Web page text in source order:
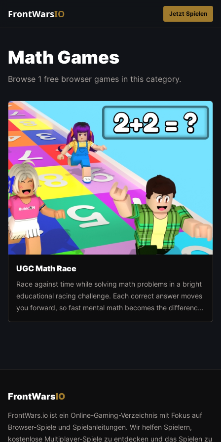
FrontWarsIO Jetzt Spielen
Math Games
Browse 1 free browser games in this category.
UGC Math Race
Race against time while solving math problems in a bright
educational racing challenge. Each correct answer moves
you forward, so fast mental math becomes the difference
FrontWarsIO
FrontWars.io ist ein Online-Gaming-Verzeichnis mit Fokus auf
Browser-Spiele und Spielanleitungen. Wir helfen Spielern,
kostenlose Multiplayer-Spiele zu entdecken und das Spielen zu